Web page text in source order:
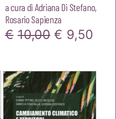
prezzo
è:
€17,10.
a cura di Adriana Di Stefano,
Rosario Sapienza
€ 10,00 Il
originale
era:
€10,00.
€ 9,50
è: